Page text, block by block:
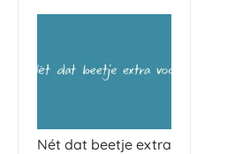
Nét dat beetje extra